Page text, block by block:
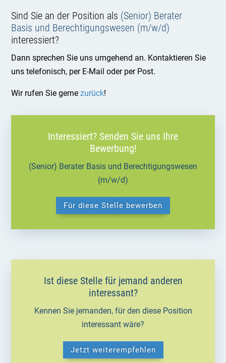
Sind Sie an der Position als (Senior) Berater
Basis und Berechtigungswesen (m/w/d)
interessiert?
Dann sprechen Sie uns umgehend an. Kontaktieren Sie
uns telefonisch, per E-Mail oder per Post.
Wir rufen Sie gernezurück!
Interessiert? Senden Sie uns Ihre
Bewerbung!
(Senior) Berater Basis und Berechtigungswesen
(m/w/d)
Für diese Stelle bewerben
Ist diese Stelle für jemand anderen
interessant?
Kennen Sie jemanden, für den diese Position
interessant wäre?
Jetzt weiterempfehlen